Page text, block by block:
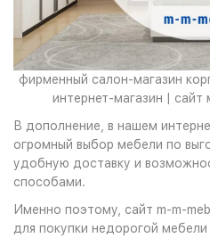
фирменный салон-магазин
интернет-магазин | сайт
В дополнение, в нашем
огромный выбор мебели по
удобную доставку и
способами.
Именно поэтому, сайт m-m-
для покупки недорогой